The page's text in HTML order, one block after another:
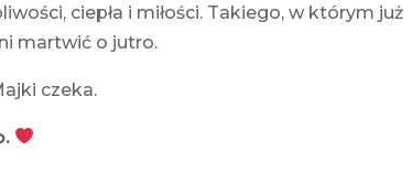
ciepła i miłości. Takiego, w którym już
martwić o jutro.
czeka.